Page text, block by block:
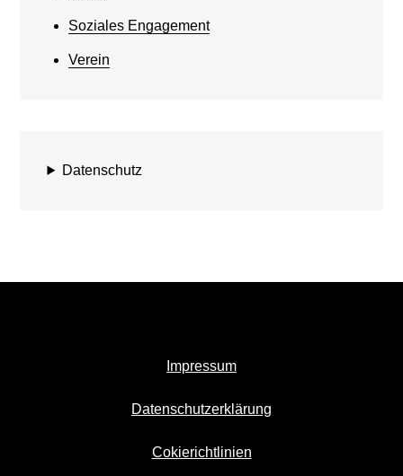
Soziales Engagement
Verein
Datenschutz
Impressum
Datenschutzerklärung
Cokierichtlinien